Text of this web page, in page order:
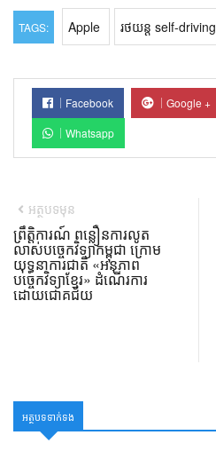
TAGS: Apple រថយន្ត self-driving
Facebook Google +
Whatsapp
អត្ថបទមុន
ព្រឹត្តិការណ៍ ពន្លឿនការលូត
លាស់បច្ចេកវិទ្យាកម្ពុជា ក្រោម
យុទ្ធនាការជាតិ «អនុភាព
បច្ចេកវិទ្យាខ្មែរ» ដំណើរការ
ដោយជោគជ័យ
អត្ថបទទាក់ទង